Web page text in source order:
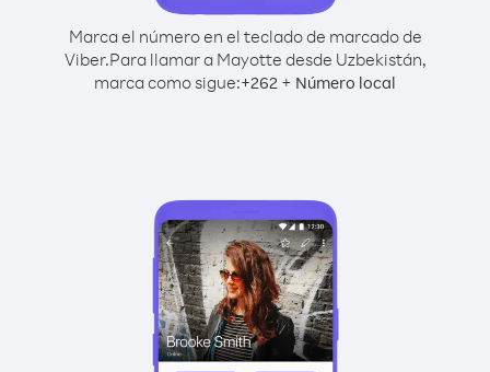
Marca el número en el teclado de marcado de
Viber.Para llamar a Mayotte desde Uzbekistán,
marca como sigue:+262 + Número local